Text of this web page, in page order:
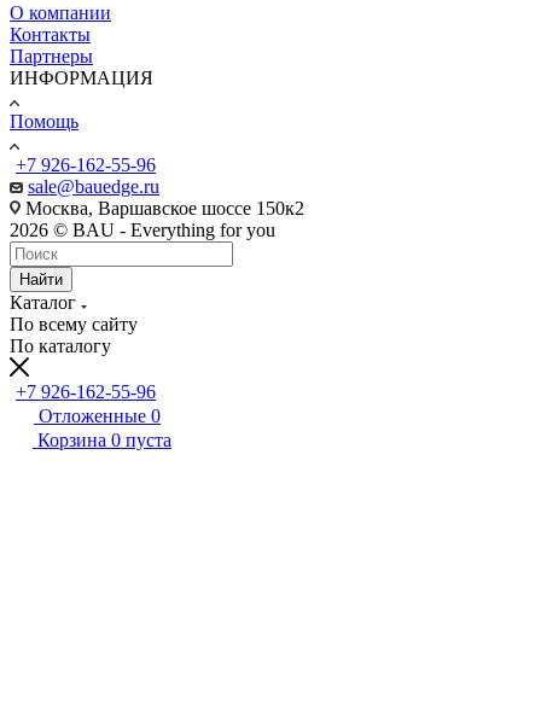
О компании
Контакты
Партнеры
ИНФОРМАЦИЯ
Помощь
+7 926-162-55-96
sale@bauedge.ru
Москва, Варшавское шоссе 150к2
2026 © BAU - Everything for you
Найти
Каталог
По всему сайту
По каталогу
+7 926-162-55-96
Отложенные 0
Корзина 0 пуста